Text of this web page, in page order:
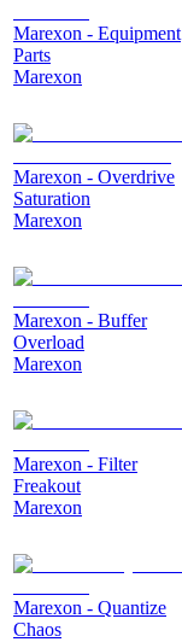
Marexon - Equipment
Parts
Marexon
Marexon - Overdrive
Saturation
Marexon
Marexon - Buffer
Overload
Marexon
Marexon - Filter
Freakout
Marexon
Marexon - Quantize
Chaos